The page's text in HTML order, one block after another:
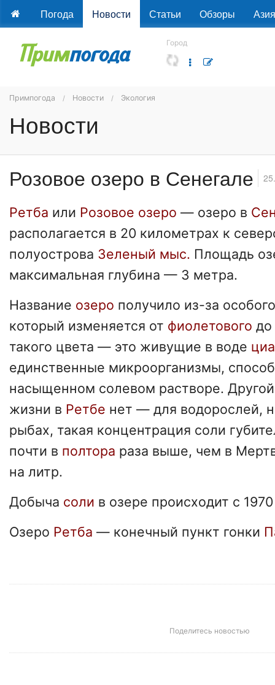
Погода Новости Статьи Обзоры Азия
Город
Примпогода Новости Экология
Новости
Розовое озеро в Сенегале
Ретба или Розовое озеро — озеро в
располагается в 20 километрах к
полуострова Зеленый мыс. Площадь
максимальная глубина — 3 метра.
Название озеро получило из-за
который изменяется от фиолетового до
такого цвета — это живущие в воде
единственные микроорганизмы,
насыщенном солевом растворе.
жизни в Ретбе нет — для водорослей,
рыбах, такая концентрация соли
почти в полтора раза выше, чем в
на литр.
Добыча соли в озере происходит с
Озеро Ретба — конечный пункт гонки
Поделитесь новостью